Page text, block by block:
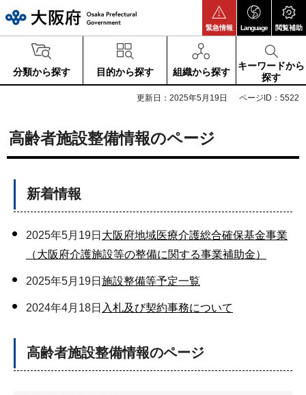
緊急情報 Language 閲覧補助
分類から探す 目的から探す 組織から探す
キーワードから
探す
更新日：2025年5月19日 ページID：5522
高齢者施設整備情報のページ
新着情報
2025年5月19日 大阪府地域医療介護総合確保基金事業
（大阪府介護施設等の整備に関する事業補助金）
2025年5月19日 施設整備等予定一覧
2024年4月18日 入札及び契約事務について
高齢者施設整備情報のページ